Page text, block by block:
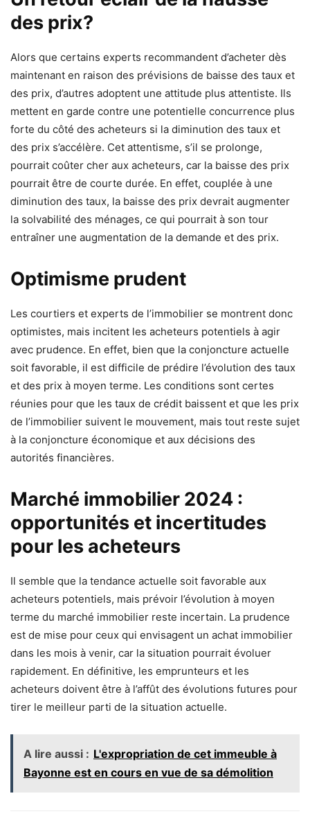
des prix?
Alors que certains experts recommandent d’acheter dès
maintenant en raison des prévisions de baisse des taux et
des prix, d’autres adoptent une attitude plus attentiste. Ils
mettent en garde contre une potentielle concurrence plus
forte du côté des acheteurs si la diminution des taux et
des prix s’accélère. Cet attentisme, s’il se prolonge,
pourrait coûter cher aux acheteurs, car la baisse des prix
pourrait être de courte durée. En effet, couplée à une
diminution des taux, la baisse des prix devrait augmenter
la solvabilité des ménages, ce qui pourrait à son tour
entraîner une augmentation de la demande et des prix.
Optimisme prudent
Les courtiers et experts de l’immobilier se montrent donc
optimistes, mais incitent les acheteurs potentiels à agir
avec prudence. En effet, bien que la conjoncture actuelle
soit favorable, il est difficile de prédire l’évolution des taux
et des prix à moyen terme. Les conditions sont certes
réunies pour que les taux de crédit baissent et que les prix
de l’immobilier suivent le mouvement, mais tout reste sujet
à la conjoncture économique et aux décisions des
autorités financières.
Marché immobilier 2024 :
opportunités et incertitudes
pour les acheteurs
Il semble que la tendance actuelle soit favorable aux
acheteurs potentiels, mais prévoir l’évolution à moyen
terme du marché immobilier reste incertain. La prudence
est de mise pour ceux qui envisagent un achat immobilier
dans les mois à venir, car la situation pourrait évoluer
rapidement. En définitive, les emprunteurs et les
acheteurs doivent être à l’affût des évolutions futures pour
tirer le meilleur parti de la situation actuelle.
A lire aussi : L'expropriation de cet immeuble à
Bayonne est en cours en vue de sa démolition